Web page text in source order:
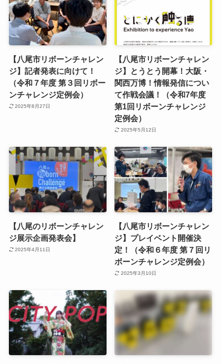
【八尾市リボーンチャレン
ジ】記者発表に向けて！
（令和７年度 第３回リボー
ンチャレンジ定例会）
2025年8月27日
【八尾市リボーンチャレン
ジ】とうとう開幕！大阪・
関西万博！情報発信につい
て作戦会議！（令和7年度
第1回リボーンチャレンジ
定例会）
2025年5月12日
【八尾のリボーンチャレン
ジ展示企画発表会】
2025年4月11日
【八尾市リボーンチャレン
ジ】プレイベント開催決
定！（令和６年度 第７回リ
ボーンチャレンジ定例会）
2025年3月10日